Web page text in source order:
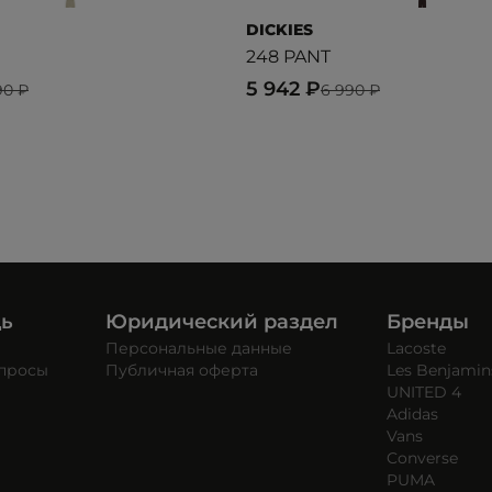
₽
DICKIES
248 PANT
6 990 ₽
5 942 ₽
Юридический раздел
Персональные данные
Публичная оферта
Бренды
Lacoste
Les
UNITED 4
Adidas
Vans
Converse
PUMA